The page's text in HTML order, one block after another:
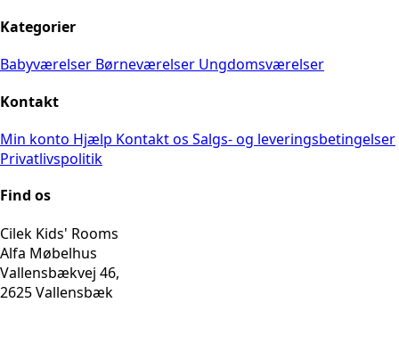
Kategorier
Babyværelser Børneværelser Ungdomsværelser
Kontakt
Min konto Hjælp Kontakt os Salgs- og leveringsbetingelser
Privatlivspolitik
Find os
Cilek Kids' Rooms
Alfa Møbelhus
Vallensbækvej 46,
2625 Vallensbæk